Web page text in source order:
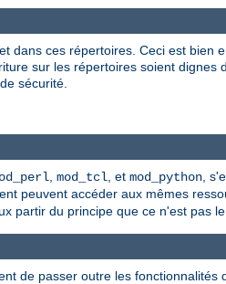
dans ces répertoires. Ceci est bien
sur les répertoires soient dignes
sécurité.
, mod_tcl, et mod_python,
peuvent accéder aux mêmes
partir du principe que ce n'est pas
de passer outre les fonctionnalités